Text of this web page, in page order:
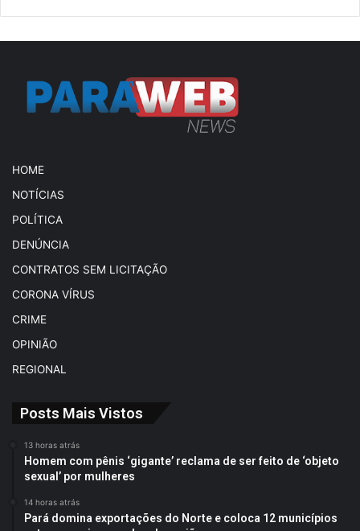
HOME
NOTÍCIAS
POLÍTICA
DENÚNCIA
CONTRATOS SEM LICITAÇÃO
CORONA VÍRUS
CRIME
OPINIÃO
REGIONAL
Posts Mais Vistos
13 horas atrás
Homem com pênis ‘gigante’ reclama de ser feito de ‘objeto
sexual’ por mulheres
14 horas atrás
Pará domina exportações do Norte e coloca 12 municípios